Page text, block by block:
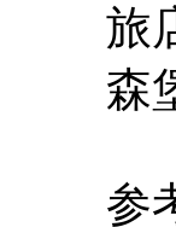
旅
森
参